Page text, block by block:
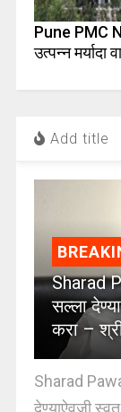
Pune PMC
उत्पन्न मर्यादा
Add title
Sharad
सल्ला
करा –
Sharad
देण्याऐवजी